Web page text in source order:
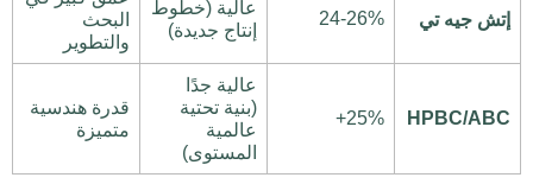
إتش جيه تي 24-26%
عالية (خطوط
إنتاج جديدة)
البحث
والتطوير
HPBC/ABC
25%+
عالية جدًا
(بنية تحتية
عالمية
المستوى)
قدرة هندسية
متميزة